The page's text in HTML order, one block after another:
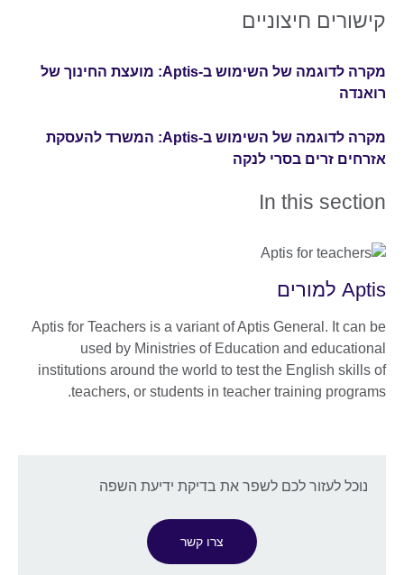
קישורים חיצוניים
מקרה לדוגמה של השימוש ב-Aptis: מועצת החינוך של
רואנדה
מקרה לדוגמה של השימוש ב-Aptis: המשרד להעסקת
אזרחים זרים בסרי לנקה
In this section
Aptis למורים
Aptis for Teachers is a variant of Aptis General. It can be
used by Ministries of Education and educational
institutions around the world to test the English skills of
teachers, or students in teacher training programs.
נוכל לעזור לכם לשפר את בדיקת ידיעת השפה
צרו קשר